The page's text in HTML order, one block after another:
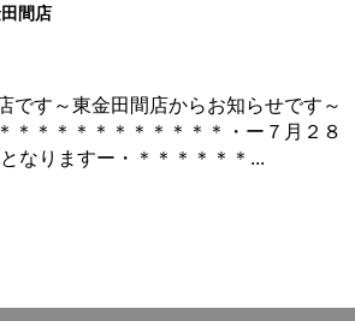
間店
す～東金田間店からお知らせです～
＊＊＊＊＊＊＊＊＊＊＊・ー７月２８
なりますー・＊＊＊＊＊＊...